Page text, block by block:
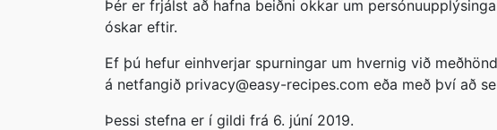
Þér er frjálst að hafna beiðni okkar um
óskar eftir.
Ef þú hefur einhverjar spurningar um hvernig við
á netfangið privacy@easy-recipes.com eða með því að
Þessi stefna er í gildi frá 6. júní 2019.